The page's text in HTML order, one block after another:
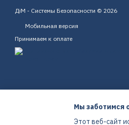
ДіМ - Системы Безопасности © 2026
Мобильная версия
Принимаем к оплате
Мы заботимся
Этот веб-сайт